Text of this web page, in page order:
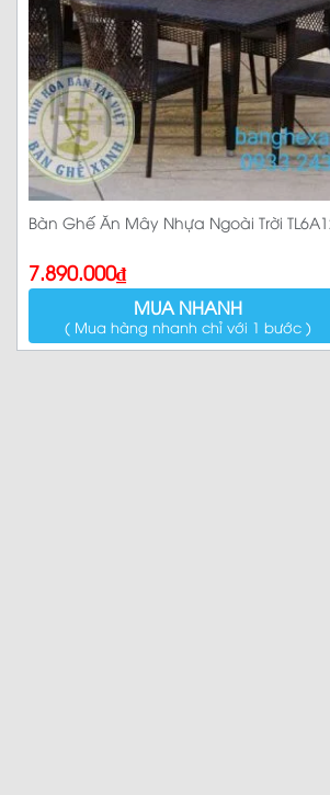
Bàn Ghế Ăn Mây Nhựa Ngoài Trời
7.890.000₫
MUA NHANH
( Mua hàng nhanh chỉ với 1 bước )